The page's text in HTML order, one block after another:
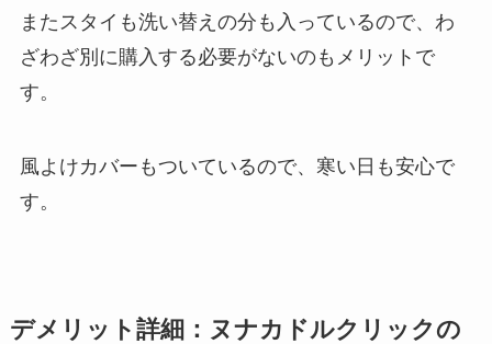
またスタイも洗い替えの分も入っているので、わ
ざわざ別に購入する必要がないのもメリットで
す。
風よけカバーもついているので、寒い日も安心で
す。
デメリット詳細：ヌナカドルクリックの